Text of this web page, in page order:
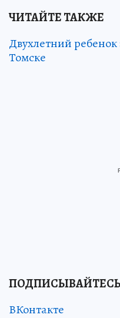
ЧИТАЙТЕ ТАКЖЕ
Двухлетний
Томске
ПОДПИСЫВАЙТЕСЬ
ВКонтакте